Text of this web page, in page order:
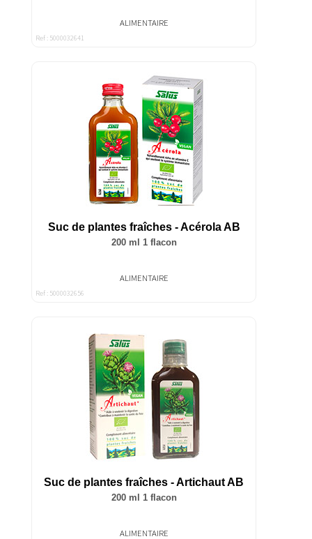
ALIMENTAIRE
Ref : 5000032641
Suc de plantes fraîches - Acérola AB
200 ml 1 flacon
ALIMENTAIRE
Ref : 5000032656
Suc de plantes fraîches - Artichaut AB
200 ml 1 flacon
ALIMENTAIRE